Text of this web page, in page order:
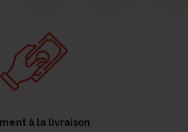
à la livraison